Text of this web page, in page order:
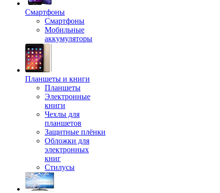
Смартфоны
Смартфоны
Мобильные
аккумуляторы
Планшеты и книги
Планшеты
Электронные
книги
Чехлы для
планшетов
Защитные плёнки
Обложки для
электронных
книг
Стилусы